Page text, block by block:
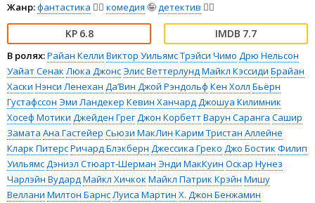
Жанр:фантастика 🧙‍♀️ комедия 🤪детектив 🕵️‍♂️
6.8 7.7
В ролях:Райан Келли Виктор УильямсТрэйси Чимо Дрю Нельсон
Уайат Сенак Люка ДжонсЭлис ВеттерлундМайкл Кэссиди Брайан
Хаски Нэнси Ленехан Да’Вин Джой Рэндольф Кен Холл Бьёрн
Густафссон Эми Ландекер Кевин ХанчардДжошуа Килимник
Хосеф Мотики Джейден ГрегДжон КорбеттВарун Саранга Сашир
Замата Ана Гастейер Сьюзи МакЛин Карим Тристан Аллейне
Кларк ПитерсРичард Блэкберн Джессика Греко Джо Бостик Филип
УильямсДэниэл Стюарт-Шерман Энди МакКуин Оскар Нунез
Чарлэйн ВудардМайкл Хичкок Майкл Патрик Крэйн Мишу
Веллани Милтон БарнсЛуиса Мартин Х. Джон Бенжамин